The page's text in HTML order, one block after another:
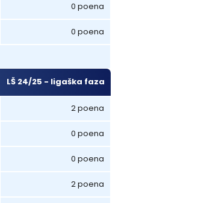
0 poena
0 poena
LŠ 24/25 - ligaška faza
2 poena
0 poena
0 poena
2 poena